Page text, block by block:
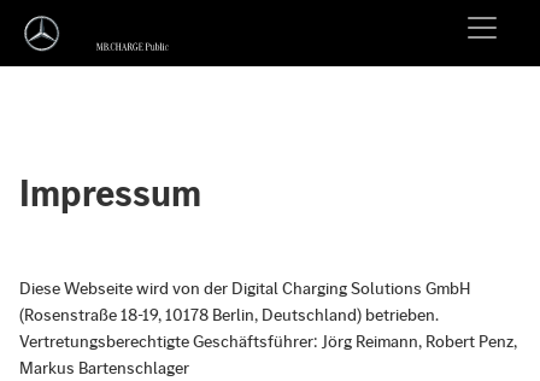
Impressum
Diese Webseite wird von der Digital Charging Solutions GmbH
(Rosenstraße 18-19, 10178 Berlin, Deutschland) betrieben.
Vertretungsberechtigte Geschäftsführer: Jörg Reimann, Robert Penz,
Markus Bartenschlager